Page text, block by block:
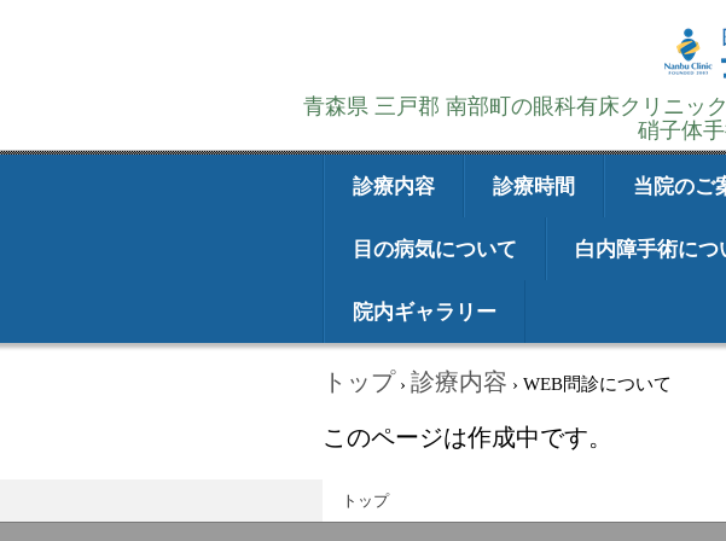
青森県 三戸郡 南部町の眼科有床クリニッ
硝子体
診療内容 診療時間 当院のご
目の病気について 白内障手術につ
院内ギャラリー
トップ › 診療内容 › WEB問診について
このページは作成中です。
トップ